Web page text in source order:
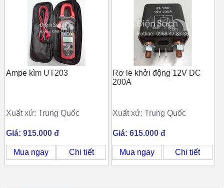
Ampe kìm UT203
Xuất xứ: Trung Quốc
Giá: 915.000 đ
Mua ngay Chi tiết
Rơ le khởi động 12V DC
200A
Xuất xứ: Trung Quốc
Giá: 615.000 đ
Mua ngay Chi tiết